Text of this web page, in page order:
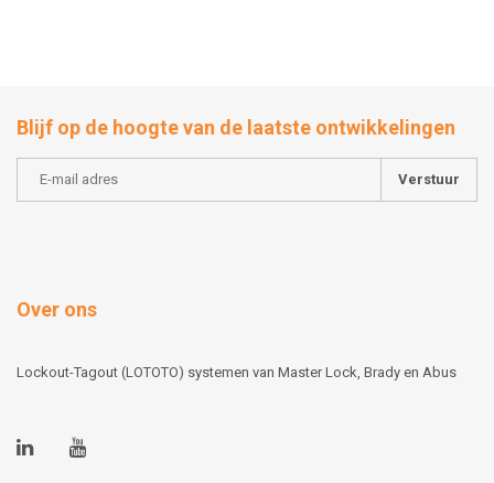
Blijf op de hoogte van de laatste ontwikkelingen
Verstuur
Over ons
Lockout-Tagout (LOTOTO) systemen van Master Lock, Brady en Abus